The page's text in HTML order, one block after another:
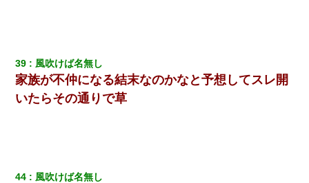
39 風吹けば名無し
家族が不仲になる結末なのかなと予想してスレ開
いたらその通りで草
44 風吹けば名無し